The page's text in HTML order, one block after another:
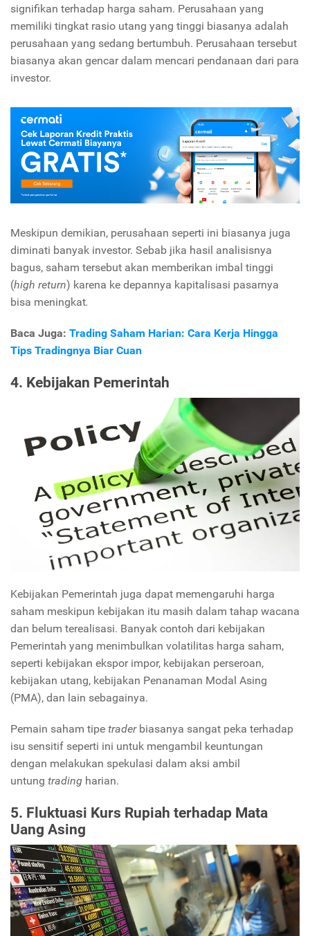
signifikan terhadap harga saham. Perusahaan yang
memiliki tingkat rasio utang yang tinggi biasanya adalah
perusahaan yang sedang bertumbuh. Perusahaan tersebut
biasanya akan gencar dalam mencari pendanaan dari para
investor.
Meskipun demikian, perusahaan seperti ini biasanya juga
diminati banyak investor. Sebab jika hasil analisisnya
bagus, saham tersebut akan memberikan imbal tinggi
(high return) karena ke depannya kapitalisasi pasarnya
bisa meningkat.
Baca Juga: Trading Saham Harian: Cara Kerja Hingga
Tips Tradingnya Biar Cuan
4. Kebijakan Pemerintah
Kebijakan Pemerintah juga dapat memengaruhi harga
saham meskipun kebijakan itu masih dalam tahap wacana
dan belum terealisasi. Banyak contoh dari kebijakan
Pemerintah yang menimbulkan volatilitas harga saham,
seperti kebijakan ekspor impor, kebijakan perseroan,
kebijakan utang, kebijakan Penanaman Modal Asing
(PMA), dan lain sebagainya.
Pemain saham tipe trader biasanya sangat peka terhadap
isu sensitif seperti ini untuk mengambil keuntungan
dengan melakukan spekulasi dalam aksi ambil
untung trading harian.
5. Fluktuasi Kurs Rupiah terhadap Mata
Uang Asing